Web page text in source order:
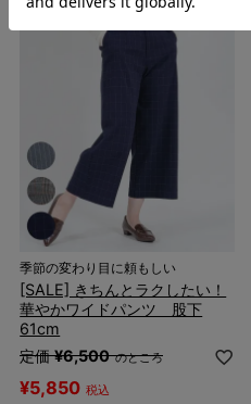
季節の変わり目に頼もしい
[SALE] きちんとラクしたい！
華やかワイドパンツ 股下
61cm
定価 ¥6,500 のところ
¥5,850 税込